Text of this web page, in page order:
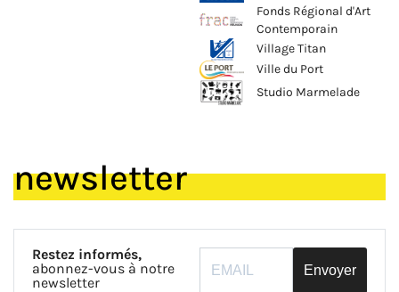
Fonds Régional d'Art
Contemporain
Village Titan
Ville du Port
Studio Marmelade
newsletter
Restez informés,
abonnez-vous à notre
newsletter
Envoyer